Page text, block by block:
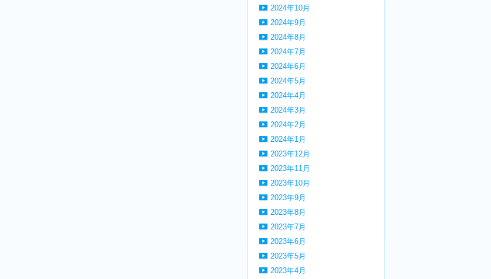
2024年10月
2024年9月
2024年8月
2024年7月
2024年6月
2024年5月
2024年4月
2024年3月
2024年2月
2024年1月
2023年12月
2023年11月
2023年10月
2023年9月
2023年8月
2023年7月
2023年6月
2023年5月
2023年4月